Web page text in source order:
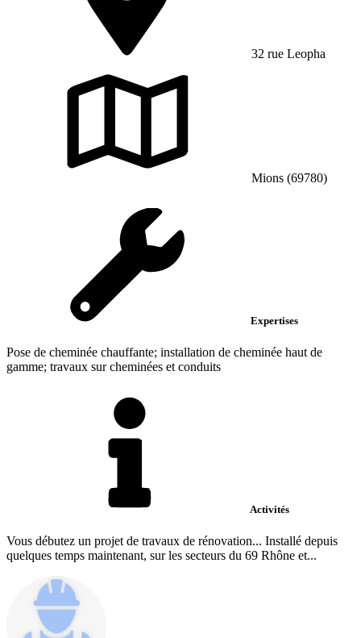
32 rue Leopha
Mions (69780)
Expertises
Pose de cheminée chauffante; installation de cheminée haut de
gamme; travaux sur cheminées et conduits
Activités
Vous débutez un projet de travaux de rénovation... Installé depuis
quelques temps maintenant, sur les secteurs du 69 Rhône et...